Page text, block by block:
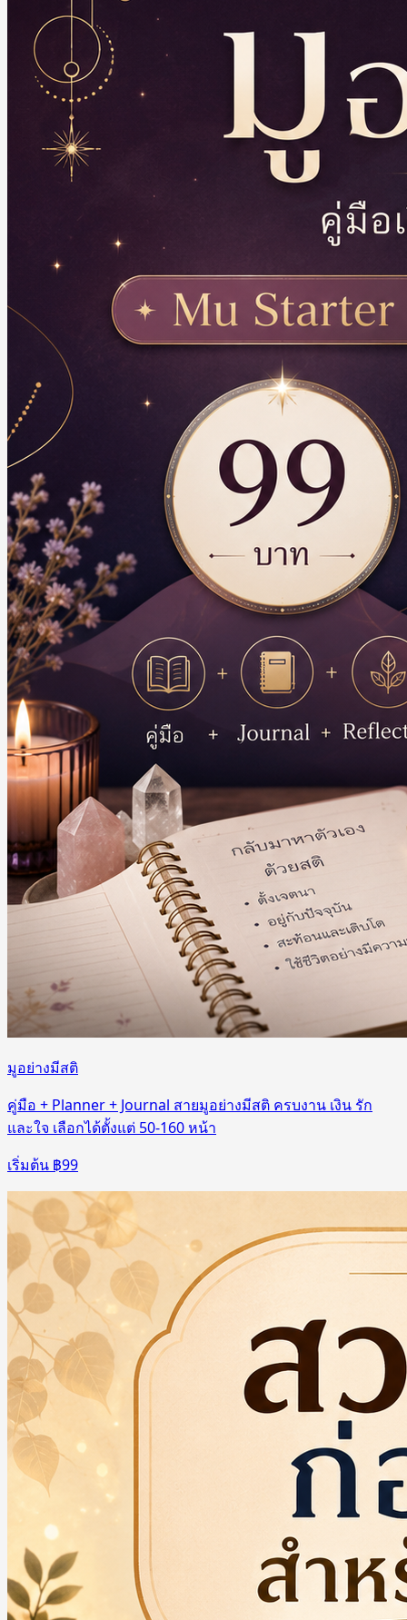
มูอย่างมีสติ
คู่มือ + Planner + Journal สายมูอย่างมีสติ ครบงาน เงิน รัก
และใจ เลือกได้ตั้งแต่ 50-160 หน้า
เริ่มต้น ฿99